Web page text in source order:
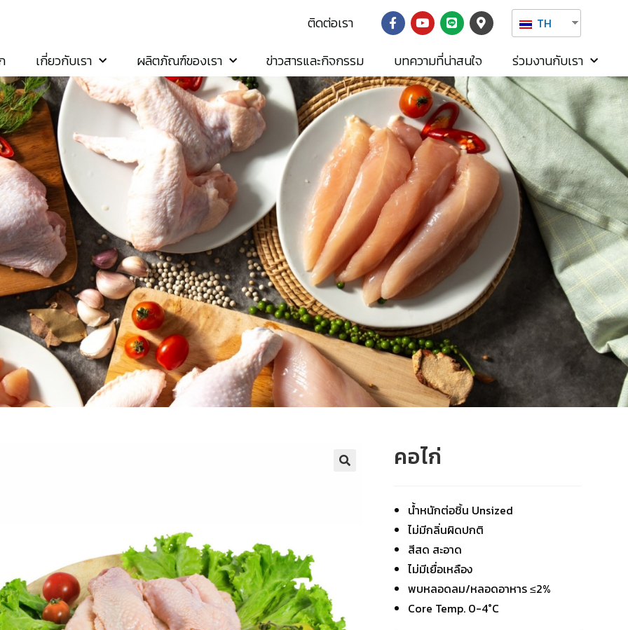
ติดต่อเรา TH
เกี่ยวกับเรา ผลิตภัณฑ์ของเรา ข่าวสารและกิจกรรม บทความที่น่าสนใจ ร่วมงานกับเรา
คอไก่
น้ำหนักต่อชิ้น Unsized
ไม่มีกลิ่นผิดปกติ
สีสด สะอาด
ไม่มีเยื่อเหลือง
พบหลอดลม/หลอดอาหาร ≤2%
Core Temp. 0-4°C